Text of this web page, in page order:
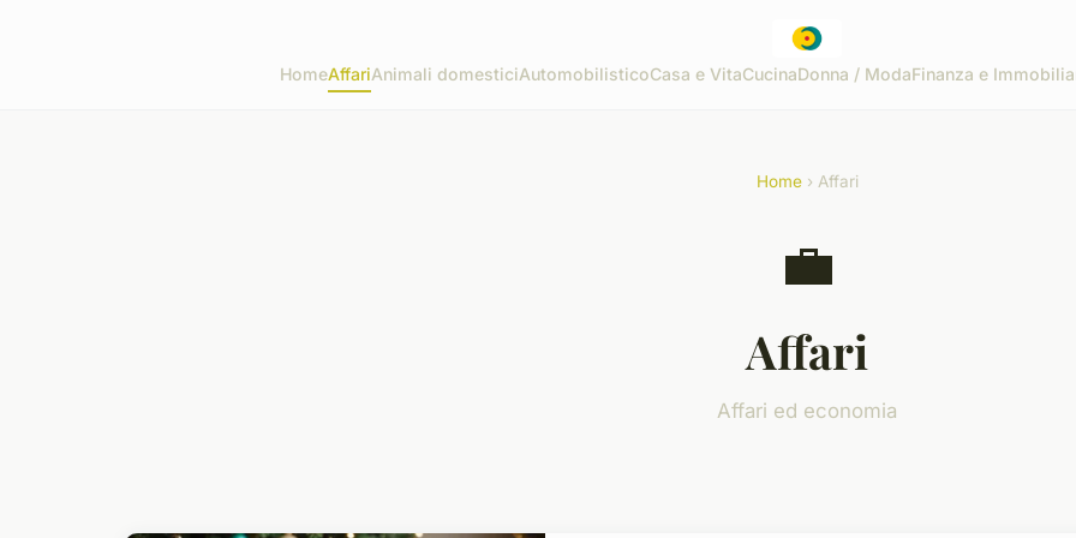
HomeAffariAnimali domesticiAutomobilisticoCasa e VitaCucinaDonna / ModaFinanza e
Home› Affari
💼
Affari
Affari ed economia